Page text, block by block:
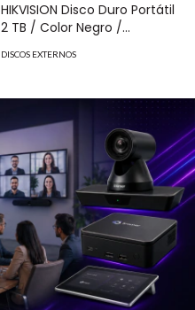
HIKVISION Disco Duro Portátil
2 TB / Color Negro /
MOD: HS-EHDD-T30/2T/BK
DISCOS EXTERNOS